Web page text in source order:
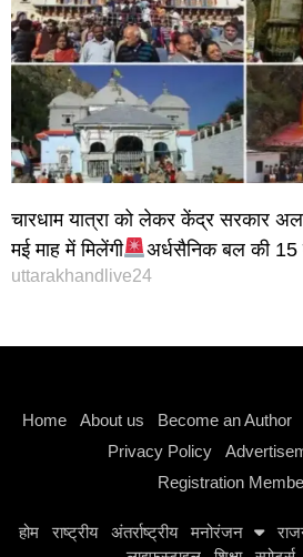
चारधाम यात्रा को लेकर केंद्र सरकार
मई माह में मिलेंगी
अर्धसैनिक बल की 15
uttarakhandlive24
Home About us Become an Author
Privacy Policy
Registration
होम राष्ट्रीय अंतर्राष्ट्रीय मनोरंजन